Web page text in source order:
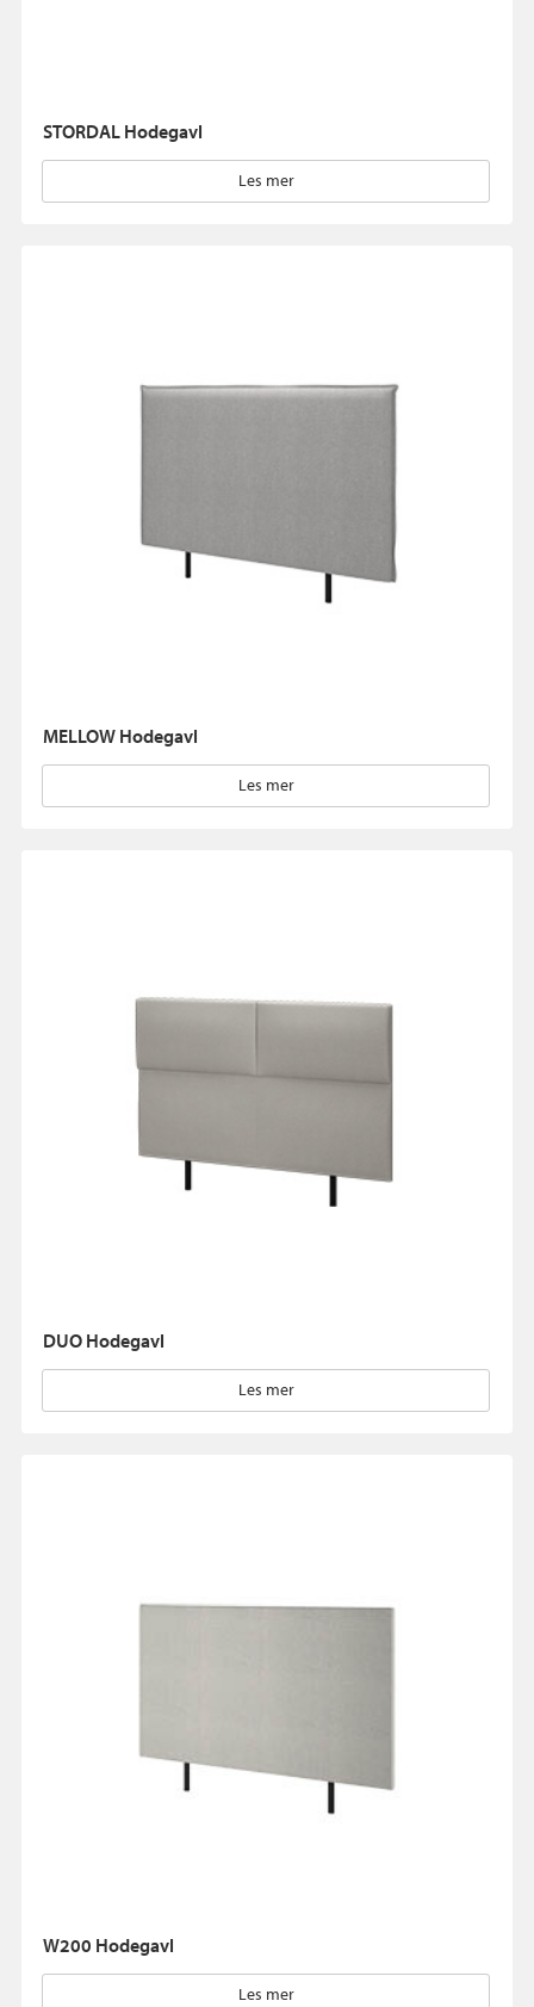
STORDAL Hodegavl
Les mer
MELLOW Hodegavl
Les mer
DUO Hodegavl
Les mer
W200 Hodegavl
Les mer